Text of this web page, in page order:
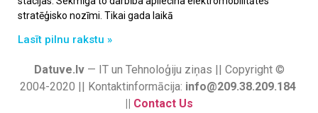
stratēģisko nozīmi. Tikai gada laikā
Lasīt pilnu rakstu »
Datuve.lv— IT un Tehnoloģiju ziņas || Copyright ©
2004-2020 || Kontaktinformācija: info@209.38.209.184
|| Contact Us